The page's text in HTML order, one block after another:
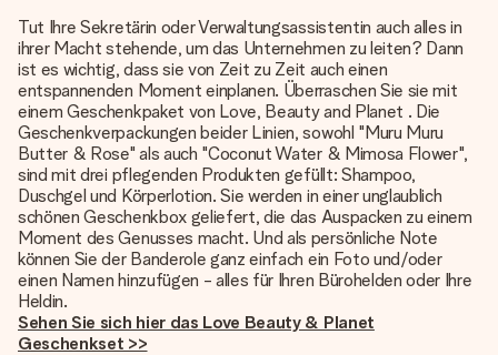
Tut Ihre Sekretärin oder Verwaltungsassistentin auch alles in
ihrer Macht stehende, um das Unternehmen zu leiten? Dann
ist es wichtig, dass sie von Zeit zu Zeit auch einen
entspannenden Moment einplanen. Überraschen Sie sie mit
einem Geschenkpaket von Love, Beauty and Planet . Die
Geschenkverpackungen beider Linien, sowohl "Muru Muru
Butter & Rose" als auch "Coconut Water & Mimosa Flower",
sind mit drei pflegenden Produkten gefüllt: Shampoo,
Duschgel und Körperlotion. Sie werden in einer unglaublich
schönen Geschenkbox geliefert, die das Auspacken zu einem
Moment des Genusses macht. Und als persönliche Note
können Sie der Banderole ganz einfach ein Foto und/oder
einen Namen hinzufügen - alles für Ihren Bürohelden oder Ihre
Heldin.
Sehen Sie sich hier das Love Beauty & Planet
Geschenkset >>